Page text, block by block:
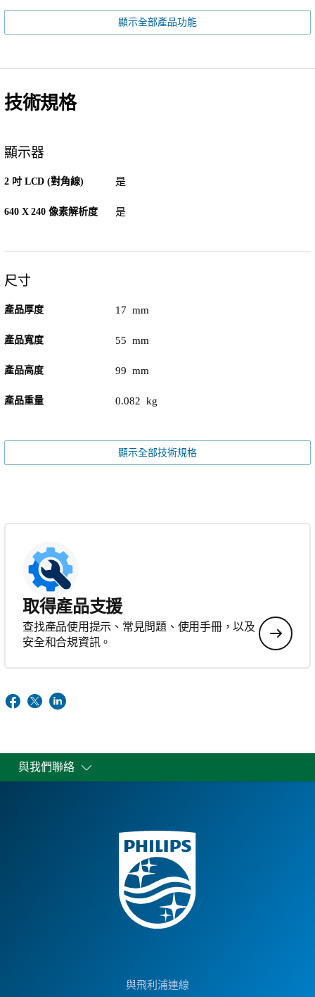
顯示全部產品功能
技術規格
顯示器
2 吋 LCD (對角線) 是
640 X 240 像素解析度 是
尺寸
產品厚度 17 mm
產品寬度 55 mm
產品高度 99 mm
產品重量 0.082 kg
顯示全部技術規格
取得產品支援
查找產品使用提示、常見問題、使用手冊，以及
安全和合規資訊。
與我們聯絡
與飛利浦連線